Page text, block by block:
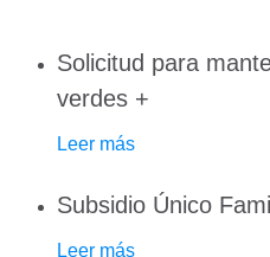
Solicitud para
verdes +
Leer más
Subsidio Único
Leer más